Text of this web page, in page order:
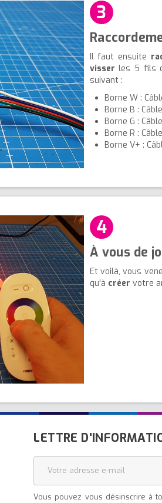
3
Il faut ensuite
visser les 5 fils
suivant :
Borne W :
Borne B :
Borne G :
Borne R :
Borne V+ :
4
À vous de
Et voilà, vous
qu'à créer votre
LETTRE
Vous pouvez vous désinscrire à